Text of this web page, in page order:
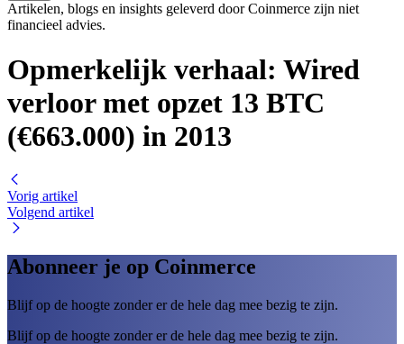
Artikelen, blogs en insights geleverd door Coinmerce zijn niet
financieel advies.
Opmerkelijk verhaal: Wired
verloor met opzet 13 BTC
(€663.000) in 2013
Vorig artikel
Volgend artikel
Abonneer je op Coinmerce
Blijf op de hoogte zonder er de hele dag mee bezig te zijn.
Blijf op de hoogte zonder er de hele dag mee bezig te zijn.